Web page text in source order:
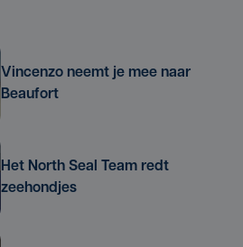
Vincenzo neemt je mee naar
Beaufort
Het North Seal Team redt
zeehondjes